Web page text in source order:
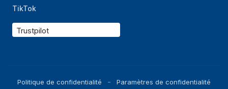
TikTok
Trustpilot
Politique de confidentialité
Paramètres de confidentialité